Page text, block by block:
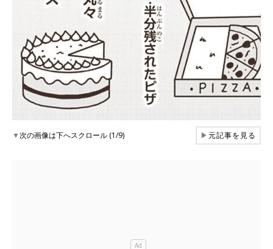
▼次の画像は下へスクロール (1/9) ▶元記事を見る